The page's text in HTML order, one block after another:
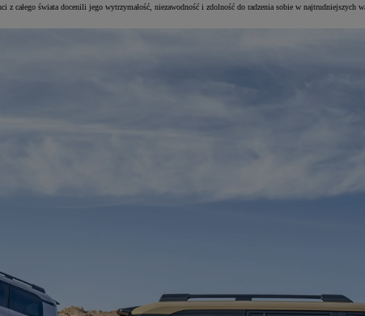
świata docenili jego wytrzymałość, niezawodność i zdolność do radzenia sobie w najtrudniejszych